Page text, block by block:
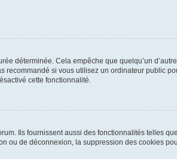
déterminée. Cela empêche que quelqu’un
recommandé si vous utilisez un ordinateur public
cette fonctionnalité.
Ils fournissent aussi des fonctionnalités telles
ou de déconnexion, la suppression des cookies